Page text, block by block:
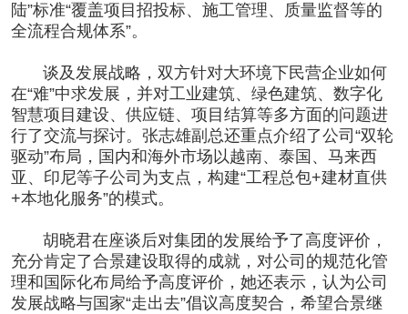
陆”标准“覆盖项目招投标、施工管理、质量监督等的
全流程合规体系”。
谈及发展战略，双方针对大环境下民营企业如何
在“难”中求发展，并对工业建筑、绿色建筑、数字化
智慧项目建设、供应链、项目结算等多方面的问题进
行了交流与探讨。张志雄副总还重点介绍了公司“双轮
驱动”布局，国内和海外市场以越南、泰国、马来西
亚、印尼等子公司为支点，构建“工程总包+建材直供
+本地化服务”的模式。
胡晓君在座谈后对集团的发展给予了高度评价，
充分肯定了合景建设取得的成就，对公司的规范化管
理和国际化布局给予高度评价，她还表示，认为公司
发展战略与国家“走出去”倡议高度契合，希望合景继